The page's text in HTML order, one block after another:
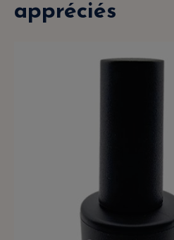
appréciés